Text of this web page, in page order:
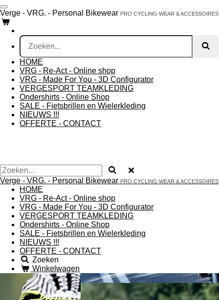
Ga
direct
naar
de
hoofdinhoud
Verge - VRG. - Personal Bikewear PRO CYCLING WEAR & ACCESSOIRES
HOME
VRG - Re-Act - Online shop
VRG - Made For You - 3D Configurator
VERGESPORT TEAMKLEDING
Ondershirts - Online Shop
SALE - Fietsbrillen en Wielerkleding
NIEUWS !!!
OFFERTE - CONTACT
Verge - VRG. - Personal Bikewear PRO CYCLING WEAR & ACCESSOIRES
HOME
VRG - Re-Act - Online shop
VRG - Made For You - 3D Configurator
VERGESPORT TEAMKLEDING
Ondershirts - Online Shop
SALE - Fietsbrillen en Wielerkleding
NIEUWS !!!
OFFERTE - CONTACT
Zoeken
Winkelwagen